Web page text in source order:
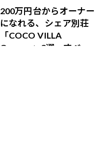
200万円台からオーナー
になれる、シェア別荘
「COCO VILLA
Owners」3選。すべて